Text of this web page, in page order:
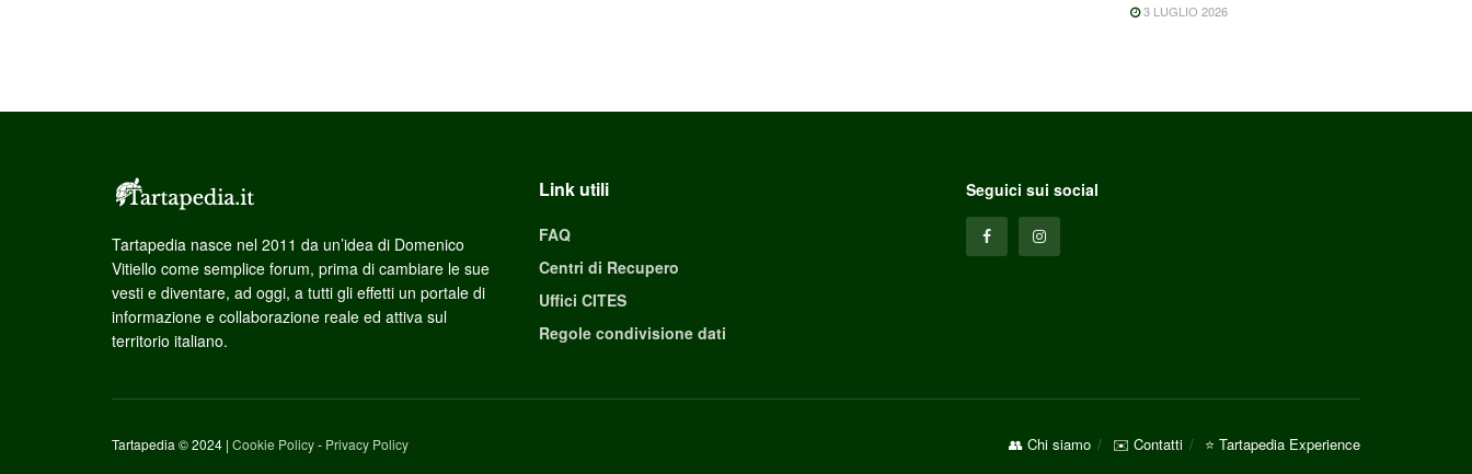
3 LUGLIO 2026
Tartapedia nasce nel 2011 da un’idea di Domenico
Vitiello come semplice forum, prima di cambiare le sue
vesti e diventare, ad oggi, a tutti gli effetti un portale di
informazione e collaborazione reale ed attiva sul
territorio italiano.
Link utili
FAQ
Centri di Recupero
Uffici CITES
Regole condivisione dati
Seguici sui social
👥 Chi siamo ✉️ Contatti ⭐ Tartapedia Experience
Tartapedia © 2024 | Cookie Policy- Privacy Policy